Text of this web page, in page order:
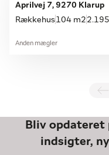
Aprilvej 7, 9270 Klarup
Rækkehus104 m2
Anden mægler
Bliv opdateret
indsigter,